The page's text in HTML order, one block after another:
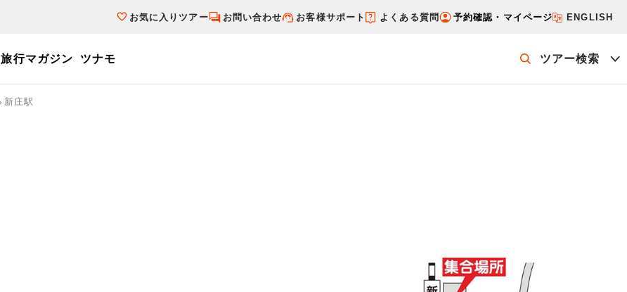
お気に入りツアー お問い合わせ お客様サポート よくある質問 予約確認・マイページ ENGLISH
旅行マガジン ツナモ ツアー検索
新庄駅